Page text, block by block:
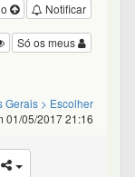
Notificar
Só os meus
Gerais > Escolher
01/05/2017 21:16